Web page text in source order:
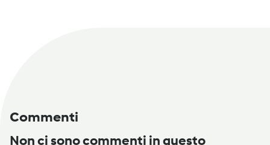
Commenti
Non ci sono commenti in questo